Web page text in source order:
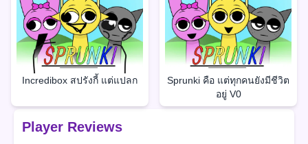
Incredibox สปรังกี้ แต่แปลก
Sprunki คือ แต่ทุกคนยังมีชีวิต
อยู่ V0
Player Reviews